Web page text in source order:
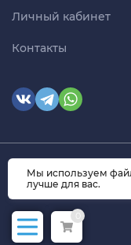
Личный кабинет
Контакты
© 2026
Мы используем
лучше для вас.